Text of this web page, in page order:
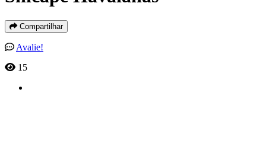
Compartilhar
Avalie!
15